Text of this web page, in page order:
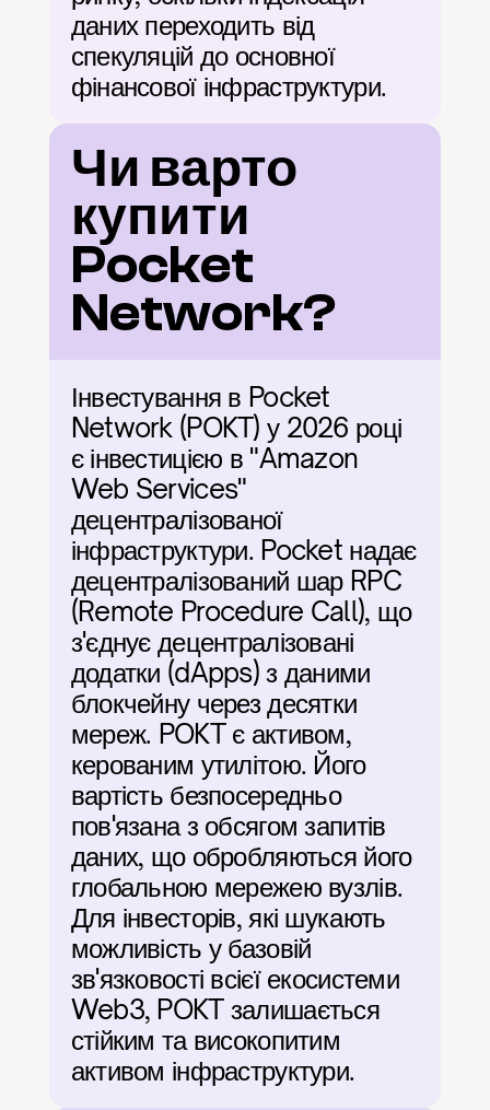
даних переходить від
спекуляцій до основної
фінансової інфраструктури.
Чи варто
купити
Pocket
Network?
Інвестування в Pocket
Network (POKT) у 2026 році
є інвестицією в "Amazon
Web Services"
децентралізованої
інфраструктури. Pocket надає
децентралізований шар RPC
(Remote Procedure Call), що
з'єднує децентралізовані
додатки (dApps) з даними
блокчейну через десятки
мереж. POKT є активом,
керованим утилітою. Його
вартість безпосередньо
пов'язана з обсягом запитів
даних, що обробляються його
глобальною мережею вузлів.
Для інвесторів, які шукають
можливість у базовій
зв'язковості всієї екосистеми
Web3, POKT залишається
стійким та високопитим
активом інфраструктури.